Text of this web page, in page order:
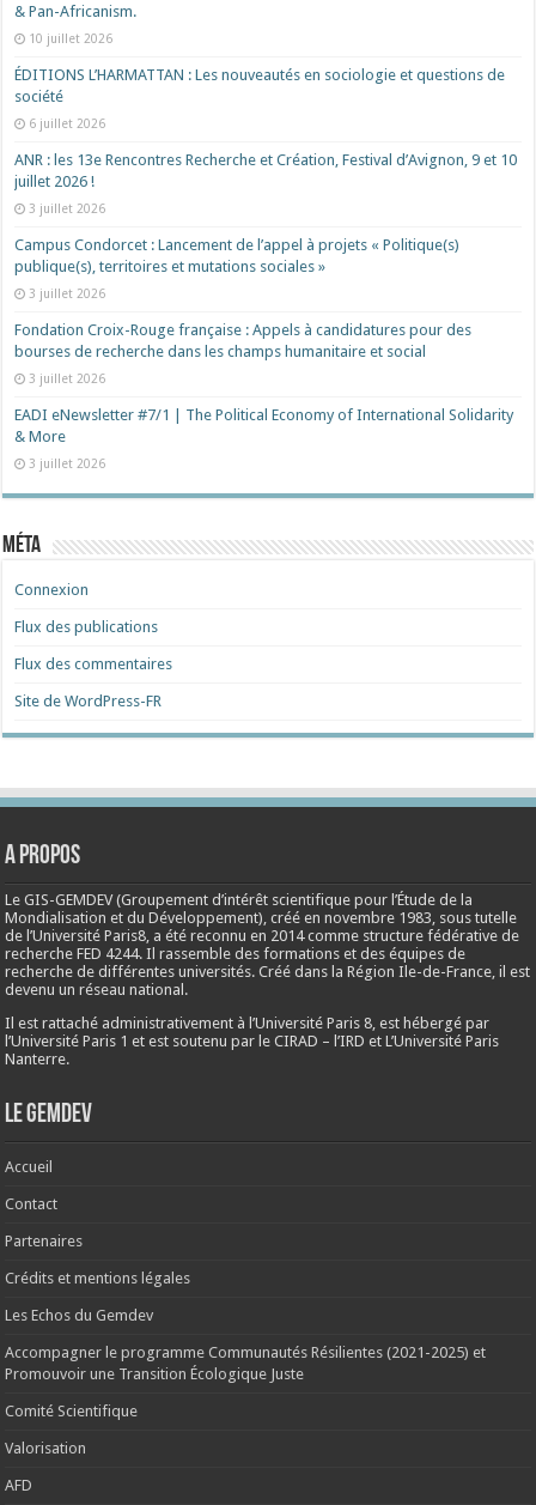
& Pan-Africanism.
10 juillet 2026
ÉDITIONS L’HARMATTAN : Les nouveautés en sociologie et questions de
société
6 juillet 2026
ANR : les 13e Rencontres Recherche et Création, Festival d’Avignon, 9 et 10
juillet 2026 !
3 juillet 2026
Campus Condorcet : Lancement de l’appel à projets « Politique(s)
publique(s), territoires et mutations sociales »
3 juillet 2026
Fondation Croix-Rouge française : Appels à candidatures pour des
bourses de recherche dans les champs humanitaire et social
3 juillet 2026
EADI eNewsletter #7/1 | The Political Economy of International Solidarity
& More
3 juillet 2026
Méta
Connexion
Flux des publications
Flux des commentaires
Site de WordPress-FR
A propos
Le GIS-GEMDEV (Groupement d’intérêt scientifique pour l’Étude de la
Mondialisation et du Développement), créé ennovembre 1983 , sous tutelle
de l’Université Paris8, a été reconnu en 2014 comme structure fédérative de
recherche FED 4244. Il rassemble des formations et des équipes de
recherche de différentes universités. Créé dans la Région Ile-de-France, il est
devenu un réseau national.
Il est rattaché administrativement à l’Université Paris 8, est hébergé par
l’Université Paris 1 et est soutenu par le CIRAD – l’IRD et L’Université Paris
Nanterre.
Le Gemdev
Accueil
Contact
Partenaires
Crédits et mentions légales
Les Echos du Gemdev
Accompagner le programme Communautés Résilientes (2021-2025) et
Promouvoir une Transition Écologique Juste
Comité Scientifique
Valorisation
AFD